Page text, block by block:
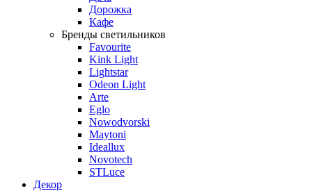
Дорожка
Кафе
Бренды светильников
Favourite
Kink Light
Lightstar
Odeon Light
Arte
Eglo
Nowodvorski
Maytoni
Ideallux
Novotech
STLuce
Декор